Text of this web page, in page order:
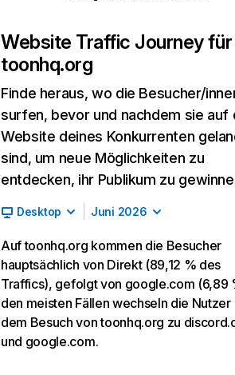
Website Traffic Journey für
toonhq.org
Finde heraus, wo die Besucher/
surfen, bevor und nachdem sie auf
Website deines Konkurrenten
sind, um neue Möglichkeiten zu
entdecken, ihr Publikum zu
Desktop Juni 2026
Auf toonhq.org kommen die Besucher
hauptsächlich von Direkt (89,12 % des
Traffics), gefolgt von google.com (6,89
den meisten Fällen wechseln die Nutzer
dem Besuch von toonhq.org zu
und google.com.